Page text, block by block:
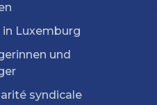
Luxemburg
und
syndicale